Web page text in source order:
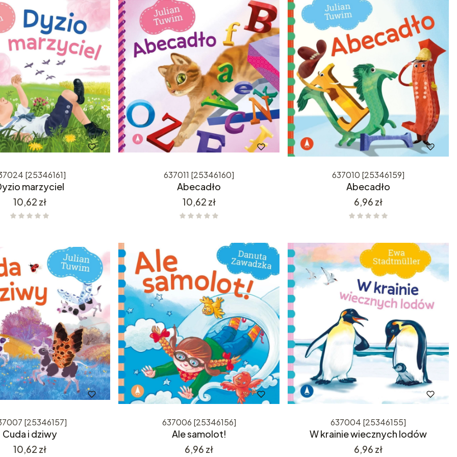
[25346161]
marzyciel
Cena
10,62 zł
637011 [25346160]
Abecadło
Cena
10,62 zł
637010 [25346159]
Abecadło
Cena
6,96 zł
[25346157]
Cuda i dziwy
Cena
10,62 zł
637006 [25346156]
Ale samolot!
Cena
6,96 zł
637004 [25346155]
W krainie wiecznych lodów
Cena
6,96 zł